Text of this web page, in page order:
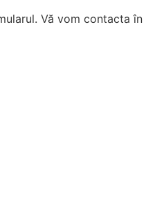
Vă vom contacta în